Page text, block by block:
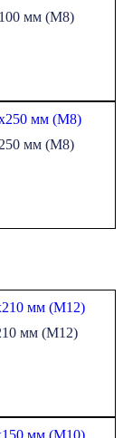
мм (М8)
мм (М8)
мм (М12)